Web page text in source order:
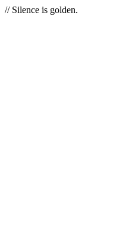
// Silence is golden.